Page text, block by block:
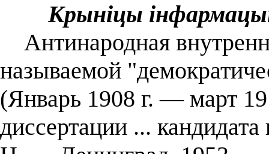
Крыніцы
Антинародная
называемой
(Январь 1908 г. — март
диссертации ...